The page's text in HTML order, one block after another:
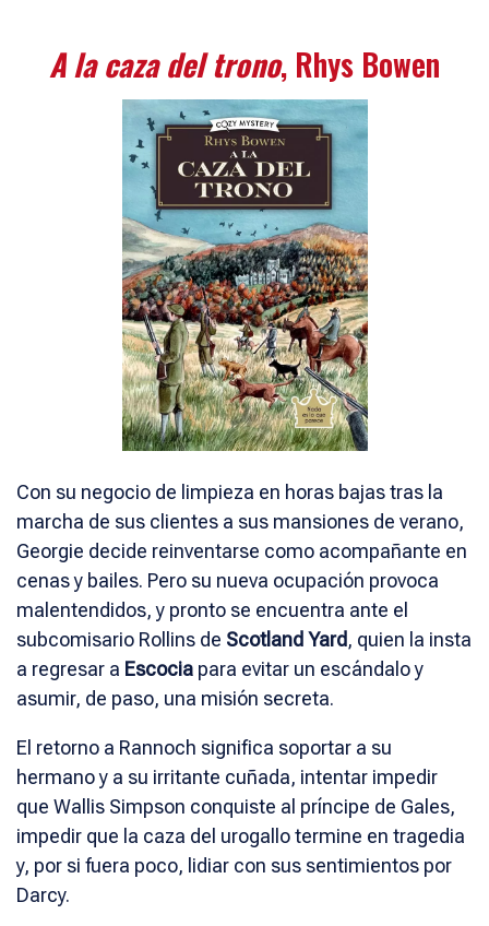
A la caza del trono, Rhys Bowen
Con su negocio de limpieza en horas bajas tras la
marcha de sus clientes a sus mansiones de verano,
Georgie decide reinventarse como acompañante en
cenas y bailes. Pero su nueva ocupación provoca
malentendidos, y pronto se encuentra ante el
subcomisario Rollins de Scotland Yard, quien la insta
a regresar a Escocia para evitar un escándalo y
asumir, de paso, una misión secreta.
El retorno a Rannoch significa soportar a su
hermano y a su irritante cuñada, intentar impedir
que Wallis Simpson conquiste al príncipe de Gales,
impedir que la caza del urogallo termine en tragedia
y, por si fuera poco, lidiar con sus sentimientos por
Darcy.